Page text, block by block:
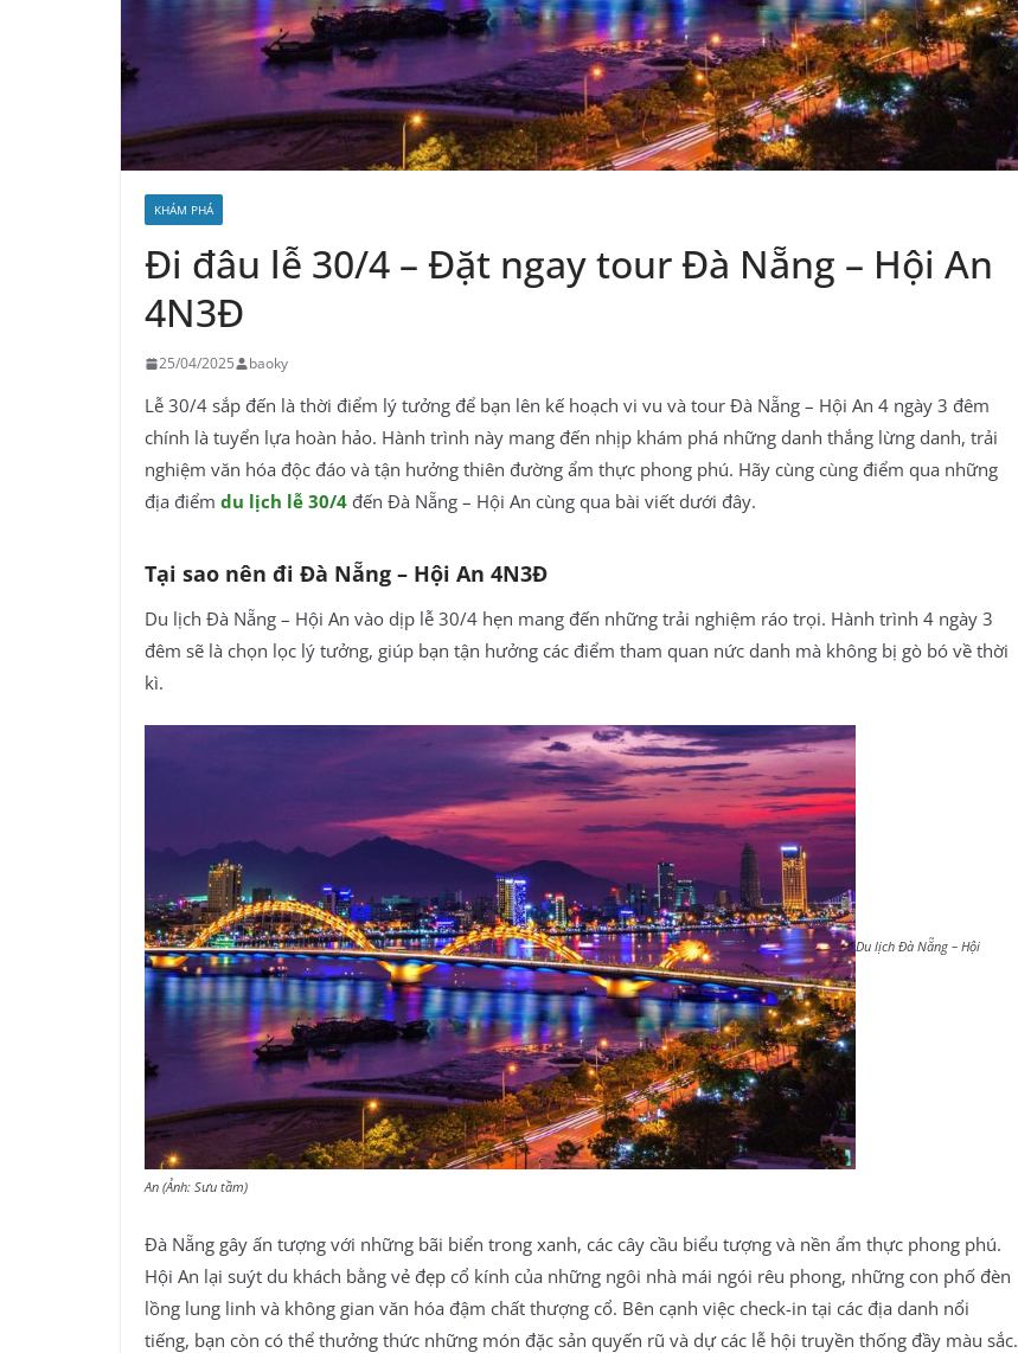
KHÁM PHÁ
Đi đâu lễ 30/4 – Đặt ngay tour Đà Nẵng – Hội An
4N3Đ
25/04/2025 baoky
Lễ 30/4 sắp đến là thời điểm lý tưởng để bạn lên kế hoạch vi vu và tour Đà Nẵng – Hội An 4 ngày 3 đêm
chính là tuyển lựa hoàn hảo. Hành trình này mang đến nhịp khám phá những danh thắng lừng danh, trải
nghiệm văn hóa độc đáo và tận hưởng thiên đường ẩm thực phong phú. Hãy cùng cùng điểm qua những
địa điểm du lịch lễ 30/4 đến Đà Nẵng – Hội An cùng qua bài viết dưới đây.
Tại sao nên đi Đà Nẵng – Hội An 4N3Đ
Du lịch Đà Nẵng – Hội An vào dịp lễ 30/4 hẹn mang đến những trải nghiệm ráo trọi. Hành trình 4 ngày 3
đêm sẽ là chọn lọc lý tưởng, giúp bạn tận hưởng các điểm tham quan nức danh mà không bị gò bó về thời
kì.
Du lịch Đà Nẵng – Hội
An (Ảnh: Sưu tầm)
Đà Nẵng gây ấn tượng với những bãi biển trong xanh, các cây cầu biểu tượng và nền ẩm thực phong phú.
Hội An lại suýt du khách bằng vẻ đẹp cổ kính của những ngôi nhà mái ngói rêu phong, những con phố đèn
lồng lung linh và không gian văn hóa đậm chất thượng cổ. Bên cạnh việc check-in tại các địa danh nổi
tiếng, bạn còn có thể thưởng thức những món đặc sản quyến rũ và dự các lễ hội truyền thống đầy màu sắc.